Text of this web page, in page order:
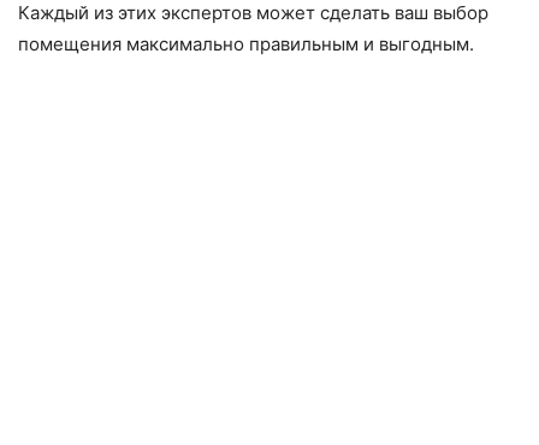
Каждый из этих экспертов может сделать ваш выбор
помещения максимально правильным и выгодным.